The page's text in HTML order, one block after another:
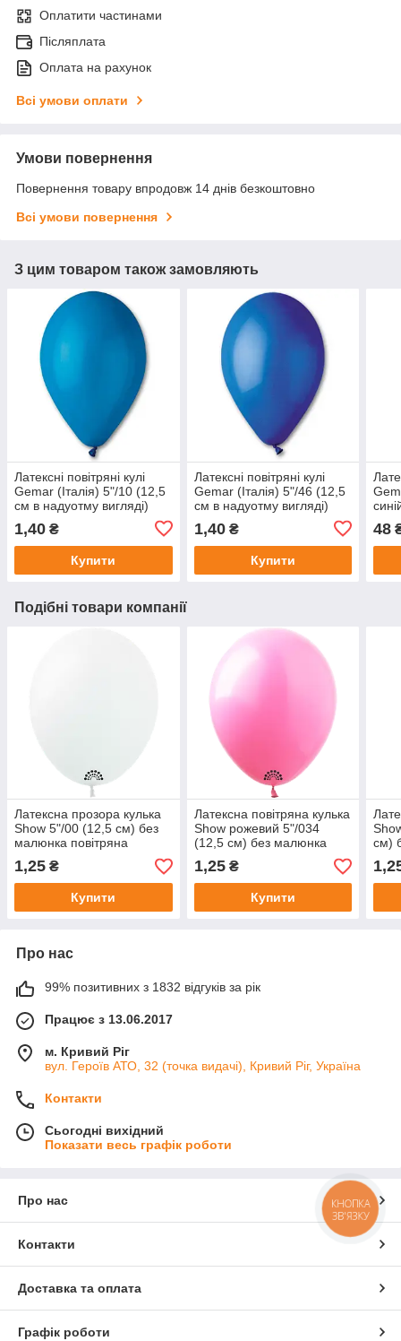
Оплатити частинами
Післяплата
Оплата на рахунок
Всі умови оплати
Умови повернення
Повернення товару впродовж 14 днів безкоштовно
Всі умови повернення
З цим товаром також замовляють
Латексні повітряні кулі
Gemar (Італія) 5"/10 (12,5
см в надуотму вигляді)
1,40 ₴
Купити
Латексні повітряні кулі
Gemar (Італія) 5"/46 (12,5
см в надуотму вигляді)
1,40₴
Купити
48
Подібні товари компанії
Латексна прозора кулька
Show 5"/00 (12,5 см) без
малюнка повітряна
1,25 ₴
Купити
Латексна повітряна кулька
Show рожевий 5"/034
(12,5 см) без малюнка
1,25₴
Купити
см)
Про нас
99% позитивних з 1832 відгуків за рік
Працює з 13.06.2017
м. Кривий Ріг
вул. Героїв АТО, 32 (точка видачі), Кривий Ріг, Україна
Контакти
Сьогодні вихідний
Показати весь графік роботи
Про нас
Контакти
Доставка та оплата
Графік роботи
КНОПКА
ЗВ'ЯЗКУ